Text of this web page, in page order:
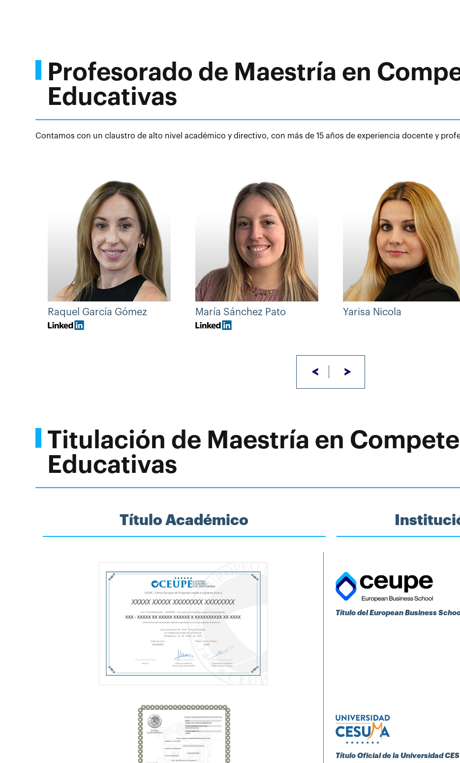
Profesorado de Maestría en
Educativas
Contamos con un claustro de alto nivel académico y directivo, con más de 15 años de experiencia docente y
Raquel García Gómez María Sánchez Pato Yarisa Nicola
< >
Titulación de Maestría en
Educativas
Título Académico
Título del European Business
Título Oficial de la Universidad